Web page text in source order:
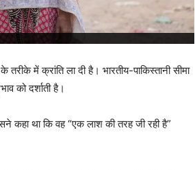
में क्रांति ला दी है। भारतीय-पाकिस्तानी सीमा
को दर्शाती है।
कहा था कि वह “एक लाश की तरह जी रही है”